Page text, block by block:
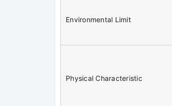
Environmental Limit
Physical Characteristic